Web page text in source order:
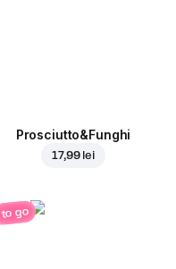
Prosciutto&Funghi
17,99 lei
to go